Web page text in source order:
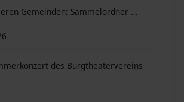
Gemeinden: Sammelordner ...
des Burgtheatervereins